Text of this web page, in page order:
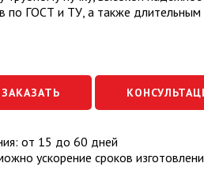
по ГОСТ и ТУ, а также
ЗАКАЗАТЬ
от 15 до 60 дней
ускорение сроков